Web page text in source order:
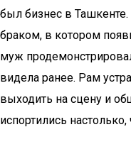
был бизнес в
браком, в котором
муж
видела ранее. Рам
выходить на сцену и
испортились